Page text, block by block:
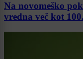
Na novomeško
vredna več kot